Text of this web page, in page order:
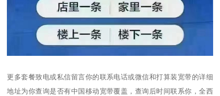
更多套餐致电或私信留言你的联系电话或微信和打算装宽带的详细
地址为你查询是否有中国移动宽带覆盖，查询后时间联系你，全西